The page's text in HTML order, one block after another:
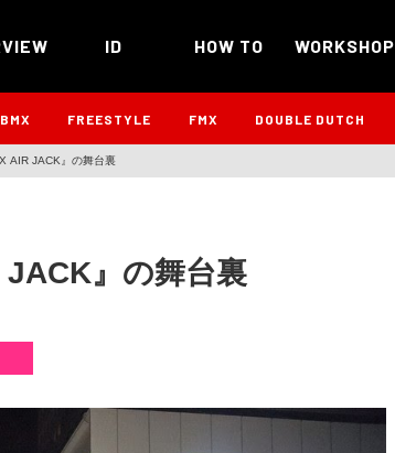
ID HOW TO WORKSHOP
BMX FREESTYLE FMX DOUBLE DUTCH
AIR JACK』の舞台裏
JACK』の舞台裏